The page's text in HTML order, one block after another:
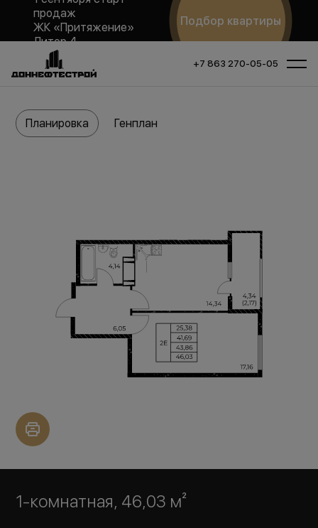
продаж
ЖК «Притяжение»
Литер 4
Подбор квартиры
+7 863 270-05-05
1-комнатная, 46,03 м²
Планировка Генплан